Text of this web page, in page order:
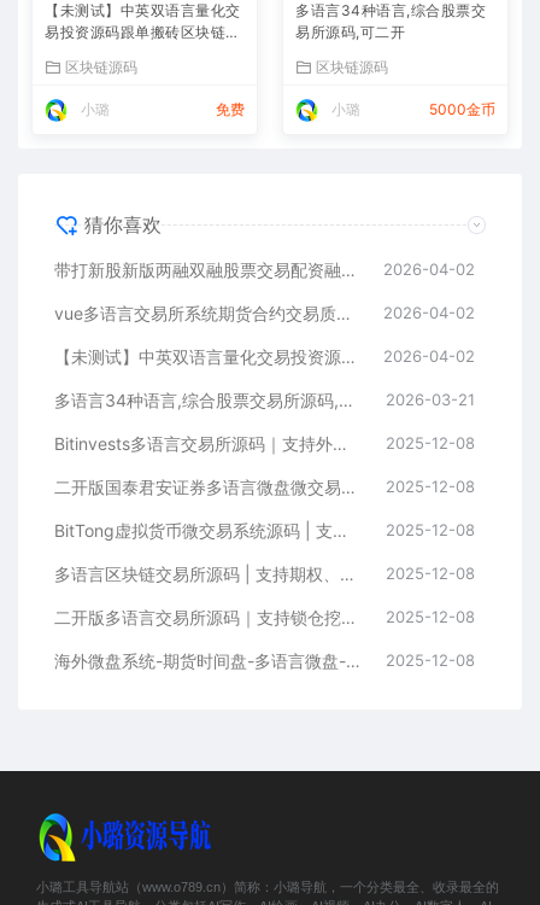
【未测试】中英双语言量化交
易投资源码跟单搬砖区块链交
+后端PHP
区块链源码
小璐 免费
多语言34种语言,综合股票交
易所源码,可二开
区块链源码
小璐 5000金币
猜你喜欢
带打新股新版两融双融股票交易配资融资融券打新股美股港股 2026-04-02
vue多语言交易所系统期货合约交易质押生息盲盒挖矿跟单 2026-04-02
【未测试】中英双语言量化交易投资源码跟单搬砖区块链交易所源码前端uniapp纯源码+后端PHP 2026-04-02
多语言34种语言,综合股票交易所源码,可二开 2026-03-21
Bitinvests多语言交易所源码｜支持外汇美股期货、合约期权、现货C2C、平台币与AI理财的全功能数字资产交易平台（含Vue前端+PHP后端纯源码） 2025-12-08
二开版国泰君安证券多语言微盘微交易所系统源码 | HTML前端+PHP后端 2025-12-08
BitTong虚拟货币微交易系统源码 | 支持现货杠杆交易+K线控制+用户输赢管理+代理体系 2025-12-08
多语言区块链交易所源码 | 支持期权、币币交易、质押挖矿与新币申购 2025-12-08
二开版多语言交易所源码｜支持锁仓挖矿+元宇宙理财+秒合约+IEO认购功能 2025-12-08
海外微盘系统-期货时间盘-多语言微盘-前端uniapp 2025-12-08
小璐工具导航站（www.o789.cn）简称：小璐导航，一个分类最全、收录最全的